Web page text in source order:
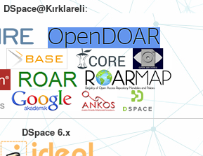
DSpace@Kırklareli:
DSpace 6.x